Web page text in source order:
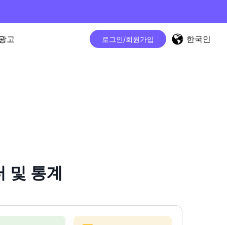
고 로그인/회원가입 한국인
및 통계